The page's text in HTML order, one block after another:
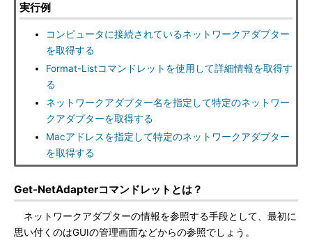
実行例
コンピュータに接続されているネットワークアダプター
を取得する
Format-Listコマンドレットを使用して詳細情報を取得す
る
ネットワークアダプター名を指定して特定のネットワー
クアダプターを取得する
Macアドレスを指定して特定のネットワークアダプター
を取得する
Get-NetAdapterコマンドレットとは？
ネットワークアダプターの情報を参照する手段として、最初に
思い付くのはGUIの管理画面などからの参照でしょう。